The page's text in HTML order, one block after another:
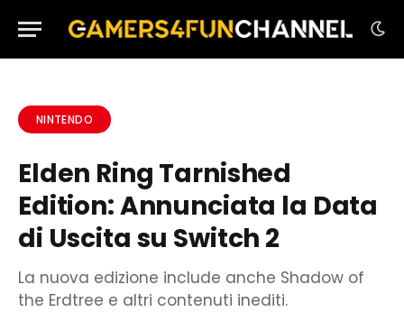
NINTENDO
Elden Ring Tarnished
Edition: Annunciata la Data
di Uscita su Switch 2
La nuova edizione include anche Shadow of
the Erdtree e altri contenuti inediti.